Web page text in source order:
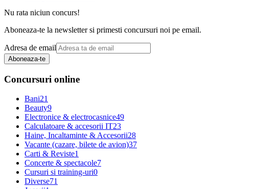
Nu rata niciun concurs!
Aboneaza-te la newsletter si primesti concursuri noi pe email.
Adresa de email
Aboneaza-te
Concursuri online
Bani21
Beauty9
Electronice & electrocasnice49
Calculatoare & accesorii IT23
Haine, Incaltaminte & Accesorii28
Vacante (cazare, bilete de avion)37
Carti & Reviste1
Concerte & spectacole7
Cursuri si training-uri0
Diverse71